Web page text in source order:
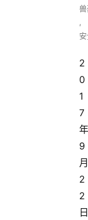
,
2
0
1
7
年
9
月
2
2
日